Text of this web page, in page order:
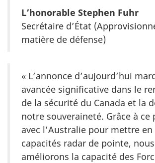
L’honorable Stephen Fuhr
Secrétaire d’État
matière de défense)
« L’annonce d’aujourd’hui
avancée significative dans le
de la sécurité du Canada et la
notre souveraineté. Grâce à ce
avec l’Australie pour mettre en
capacités radar de pointe, nous
améliorons la capacité des